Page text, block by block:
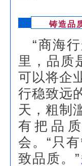
铸造品
“商海
里，品质
可以将企
行稳致远
天，粗制
有把品
会。“只
致品质。”